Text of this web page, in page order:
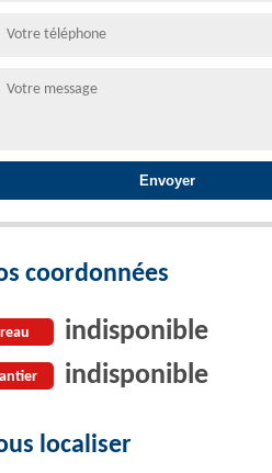
coordonnées
indisponible
indisponible
localiser